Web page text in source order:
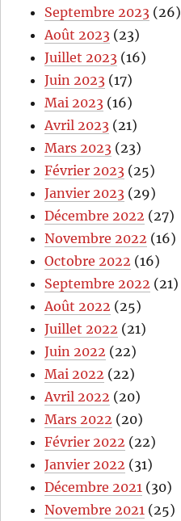
Septembre 2023 (26)
Août 2023 (23)
Juillet 2023 (16)
Juin 2023 (17)
Mai 2023 (16)
Avril 2023 (21)
Mars 2023 (23)
Février 2023 (25)
Janvier 2023 (29)
Décembre 2022 (27)
Novembre 2022 (16)
Octobre 2022 (16)
Septembre 2022 (21)
Août 2022 (25)
Juillet 2022 (21)
Juin 2022 (22)
Mai 2022 (22)
Avril 2022 (20)
Mars 2022 (20)
Février 2022 (22)
Janvier 2022 (31)
Décembre 2021 (30)
Novembre 2021 (25)